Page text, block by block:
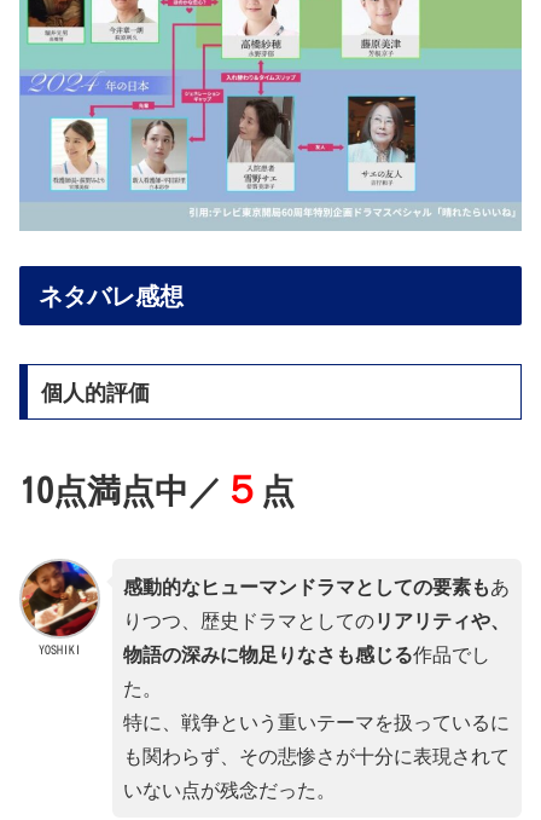
ネタバレ感想
個人的評価
10点満点中／ ５ 点
YOSHIKI
感動的なヒューマンドラマとしての要素もあ
りつつ、歴史ドラマとしてのリアリティや、
物語の深みに物足りなさも感じる作品でし
た。
特に、戦争という重いテーマを扱っているに
も関わらず、その悲惨さが十分に表現されて
いない点が残念だった。